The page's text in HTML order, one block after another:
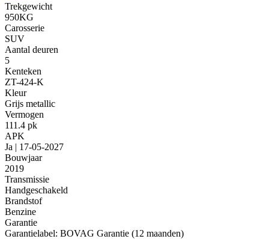
Trekgewicht
950KG
Carosserie
SUV
Aantal deuren
5
Kenteken
ZT-424-K
Kleur
Grijs metallic
Vermogen
111.4 pk
APK
Ja | 17-05-2027
Bouwjaar
2019
Transmissie
Handgeschakeld
Brandstof
Benzine
Garantie
Garantielabel: BOVAG Garantie (12 maanden)